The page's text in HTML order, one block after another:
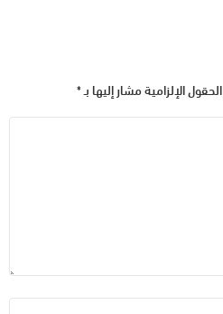
الحقول الإلزامية مشار إليها بـ*